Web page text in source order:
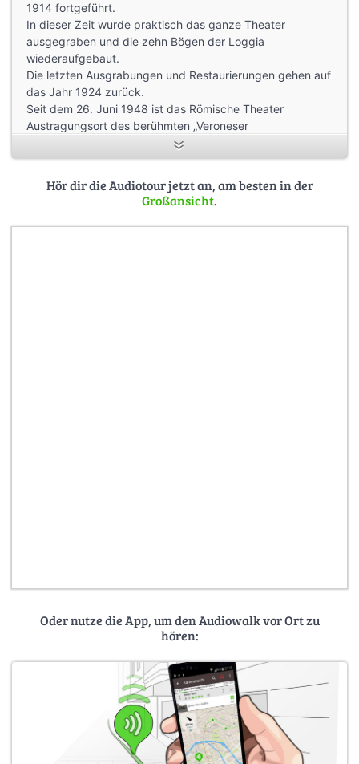
1914 fortgeführt.
In dieser Zeit wurde praktisch das ganze Theater
ausgegraben und die zehn Bögen der Loggia
wiederaufgebaut.
Die letzten Ausgrabungen und Restaurierungen gehen auf
das Jahr 1924 zurück.
Seit dem 26. Juni 1948 ist das Römische Theater
Austragungsort des berühmten „Veroneser
Theatersommers“, eines Theater- und Musikfestivals unter
freiem Himmel.
Hör dir die Audiotour jetzt an, am besten in der
Großansicht.
Oder nutze die App, um den Audiowalk vor Ort zu
hören: